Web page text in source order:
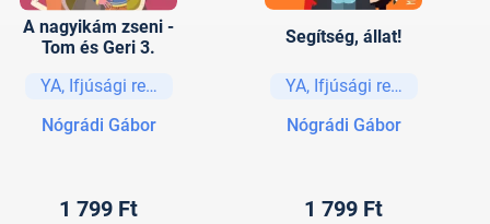
A nagyikám zseni -
Tom és Geri 3.
YA, Ifjúsági regények és elbeszélések
Nógrádi Gábor
1 799 Ft
Segítség, állat!
YA, Ifjúsági regények és
Nógrádi Gábor
1 799 Ft